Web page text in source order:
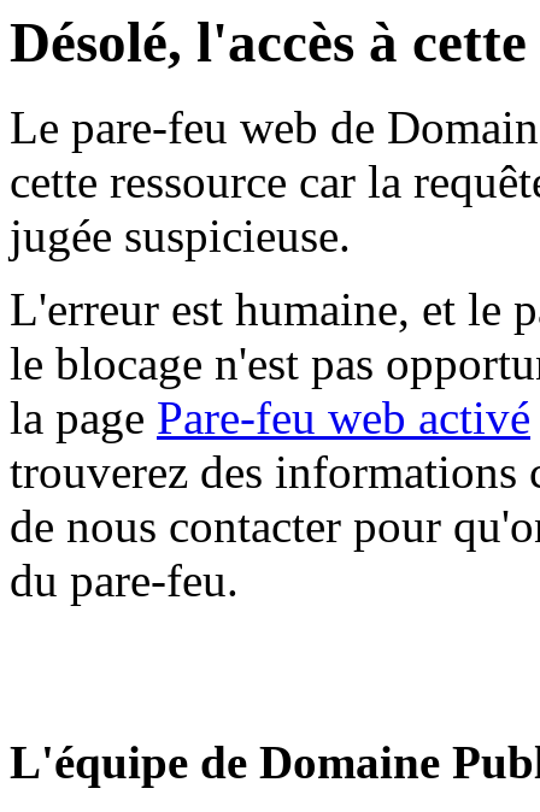
Désolé, l'accès à
Le pare-feu web de
cette ressource car la
jugée suspicieuse.
L'erreur est humaine, et le
le blocage n'est pas
la page Pare-feu web activé
trouverez des informations
de nous contacter pour
du pare-feu.
L'équipe de Domaine